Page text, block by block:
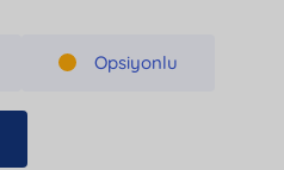
Opsiyonlu